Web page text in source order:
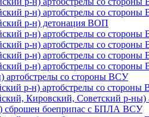
р-н) артобстрелы со
р-н) детонация ВОП
р-н) артобстрелы со
р-н) артобстрелы со
р-н) артобстрелы со
р-н) артобстрелы со
артобстрелы со стороны ВСУ
р-н) артобстрелы со стороны
Кировский, Советский р-
сброшен боеприпас с БПЛА ВСУ